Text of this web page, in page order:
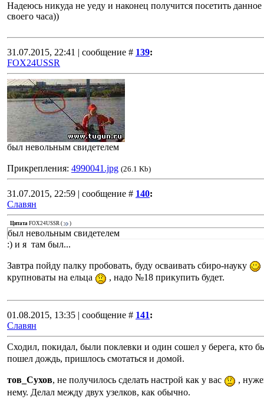
Надеюсь никуда не уеду и наконец получится посетить
своего часа))
31.07.2015, 22:41 | сообщение # 139:
FOX24USSR
был невольным свидетелем
Прикрепления: 4990041.jpg (26.1 Kb)
31.07.2015, 22:59 | сообщение # 140:
Славян
Цитата FOX24USSR ( )
был невольным свидетелем
:) и я там был...
Завтра пойду палку пробовать, буду осваивать сбиро-науку
крупноваты на ельца
, надо №18 прикупить будет.
01.08.2015, 13:35 | сообщение # 141:
Славян
Сходил, покидал, были поклевки и один сошел у берега, кто
пошел дождь, пришлось смотаться и домой.
тов_Сухов, не получилось сделать настрой как у вас
,
нему. Делал между двух узелков, как обычно.